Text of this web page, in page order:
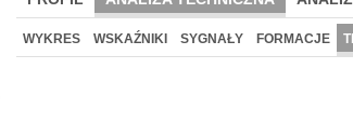
WYKRES WSKAŹNIKI SYGNAŁY FORMACJE